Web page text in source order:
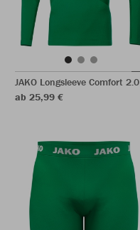
JAKO Longsleeve Comfort 2.0
ab 25,99 €